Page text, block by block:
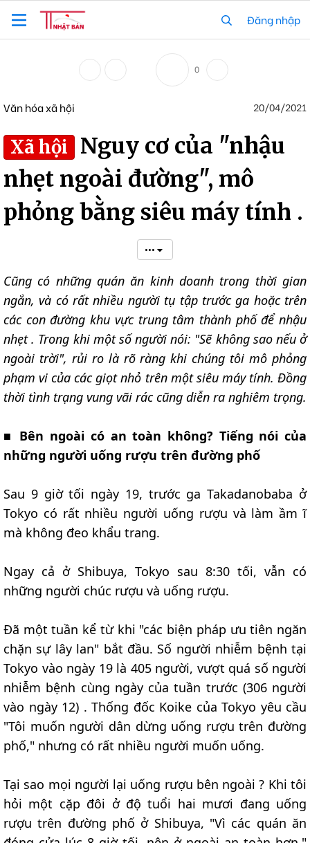
Đăng nhập
0
Văn hóa xã hội 20/04/2021
Xã hội
Nguy cơ của "nhậu
nhẹt ngoài đường", mô
phỏng bằng siêu máy tính .
•••
Cũng có những quán ăn kinh doanh trong thời gian
ngắn, và có rất nhiều người tụ tập trước ga hoặc trên
các con đường khu vực trung tâm thành phố để nhậu
nhẹt . Trong khi một số người nói: "Sẽ không sao nếu ở
ngoài trời", rủi ro là rõ ràng khi chúng tôi mô phỏng
phạm vi của các giọt nhỏ trên một siêu máy tính. Đồng
thời tình trạng vung vãi rác cũng diễn ra nghiêm trọng.
■ Bên ngoài có an toàn không? Tiếng nói của
những người uống rượu trên đường phố
Sau 9 giờ tối ngày 19, trước ga Takadanobaba ở
Tokyo có rất nhiều người uống rượu và làm ầm ĩ
mà không đeo khẩu trang.
Ngay cả ở Shibuya, Tokyo sau 8:30 tối, vẫn có
những người chúc rượu và uống rượu.
Đã một tuần kể từ khi "các biện pháp ưu tiên ngăn
chặn sự lây lan" bắt đầu. Số người nhiễm bệnh tại
Tokyo vào ngày 19 là 405 người, vượt quá số người
nhiễm bệnh cùng ngày của tuần trước (306 người
vào ngày 12) . Thống đốc Koike của Tokyo yêu cầu
"Tôi muốn người dân dừng uống rượu trên đường
phố," nhưng có rất nhiều người muốn uống.
Tại sao mọi người lại uống rượu bên ngoài ? Khi tôi
hỏi một cặp đôi ở độ tuổi hai mươi đang uống
rượu trên đường phố ở Shibuya, "Vì các quán ăn